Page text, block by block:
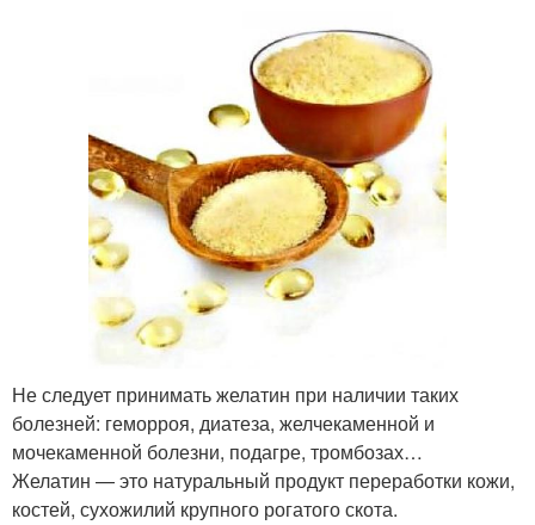
Не следует принимать желатин при наличии таких
болезней: геморроя, диатеза, желчекаменной и
мочекаменной болезни, подагре, тромбозах…
Желатин — это натуральный продукт переработки кожи,
костей, сухожилий крупного рогатого скота.